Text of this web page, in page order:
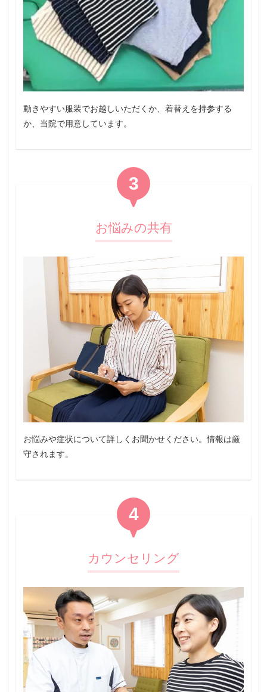
動きやすい服装でお越しいただくか、着替えを持参する
か、当院で用意しています。
3
お悩みの共有
お悩みや症状について詳しくお聞かせください。情報は厳
守されます。
4
カウンセリング